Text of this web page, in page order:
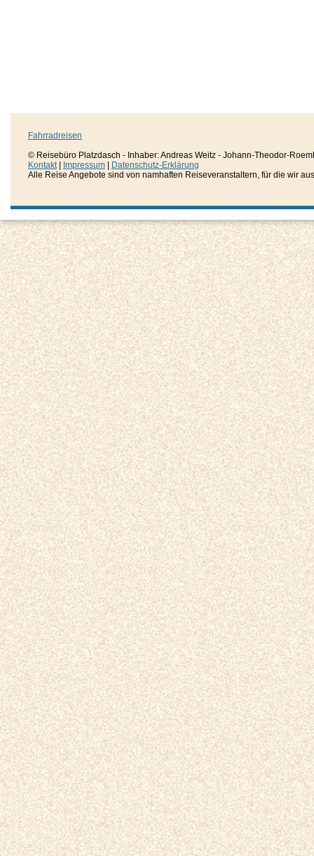
Fahrradreisen
© Reisebüro Platzdasch - Inhaber: Andreas Weitz - Johann-Theodor-
Kontakt| Impressum
Datenschutz-Erklärung
Alle Reise Angebote sind von namhaften Reiseveranstaltern, für die wir